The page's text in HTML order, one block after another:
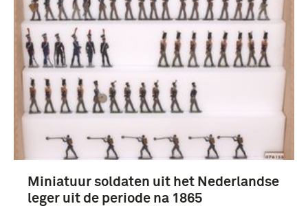
Miniatuur soldaten uit het Nederlandse
leger uit de periode na 1865